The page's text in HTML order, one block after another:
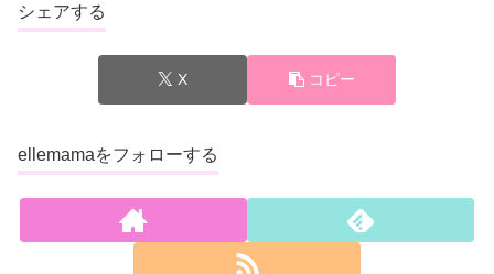
シェアする
X コピー
ellemamaをフォローする